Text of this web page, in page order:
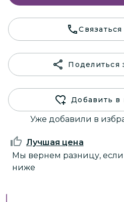
Поделиться
Добавить в
Уже добавили в
Лучшая цена
Мы вернем разницу,
ниже